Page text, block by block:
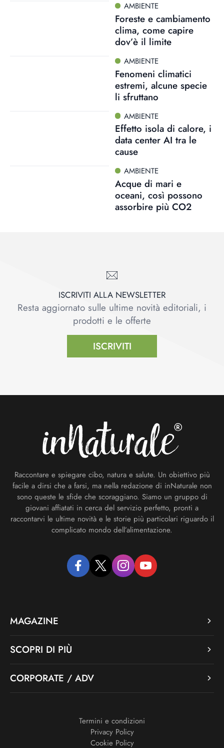
AMBIENTE
Foreste e cambiamento
clima, come capire
dov’è il limite
AMBIENTE
Fenomeni climatici
estremi, alcune specie
li sfruttano
AMBIENTE
Effetto isola di calore, i
data center AI tra le
cause
AMBIENTE
Acque di mari e
oceani, così possono
assorbire più CO2
ISCRIVITI ALLA NEWSLETTER
Resta aggiornato sulle ultime novità editoriali, i
prodotti e le offerte
ISCRIVITI
Raccontare e spiegare cibo, natura e salute. Un obiettivo più
facile a dirsi che a farsi, ma nella redazione di inNaturale non
sono queste le sfide che scoraggiano. Siamo un gruppo di
giovani affiatati in cerca del servizio perfetto, pronti a
raccontarvi le ultime novità e le storie più particolari riguardo il
complicato mondo dell’alimentazione.
facebooktwitter instagramyoutube
MAGAZINE
SCOPRI DI PIÙ
CORPORATE / ADV
Termini e condizioni
Privacy Policy
Cookie Policy